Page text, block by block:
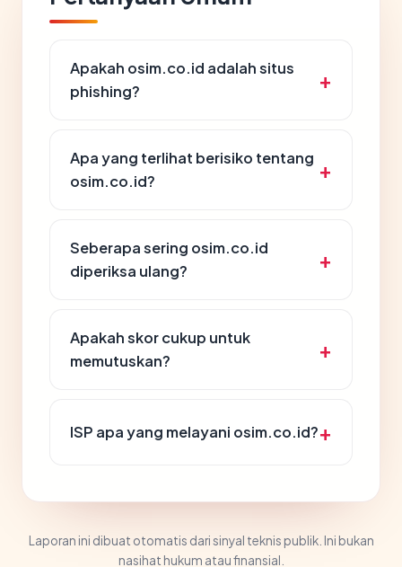
Apakah osim.co.id adalah situs
phishing?
Apa yang terlihat berisiko tentang
osim.co.id?
Seberapa sering osim.co.id
diperiksa ulang?
Apakah skor cukup untuk
memutuskan?
ISP apa yang melayani osim.co.id?
Laporan ini dibuat otomatis dari sinyal teknis publik. Ini bukan
nasihat hukum atau finansial.